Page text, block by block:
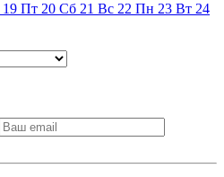
19 Пт 20 Сб 21 Вс 22 Пн 23 Вт 24